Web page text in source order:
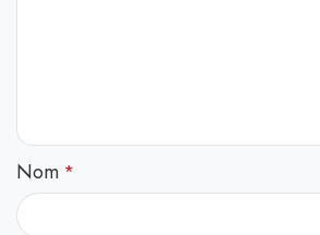
Nom *